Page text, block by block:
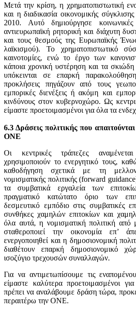
Μετά την κρίση, η χρηματοπιστωτική
και η διαδικασία οικονομικής
2010. Αυτό δημιούργησε κοινωνικές
αντιευρωπαϊκή ρητορική και διάχυτη
και τους θεσμούς της Ευρωπαϊκής
λαϊκισμού). Το χρηματοπιστωτικό
καινοτομίες, ενώ το έργο των
κάποια χρονική υστέρηση και τα σκιώδη
υπόκεινται σε επαρκή
προκλήσεις πηγάζουν από τους
εμπορικές διενέξεις ή ακόμη και
κινδύνους στον κυβερνοχώρο. Ως
είμαστε προετοιμασμένοι για όλα τα
6.3 Δράσεις πολιτικής που
ΟΝΕ
Οι κεντρικές τράπεζες
χρησιμοποιούν το ενεργητικό τους,
καθοδήγηση σχετικά με τη
νομισματικής πολιτικής (forward
τα συμβατικά εργαλεία των
πραγματικό κατώτατο όριο των
δεσμευτικό εμπόδιο στις συμβατικές
συνθήκες χαμηλών επιτοκίων και
όλα αυτά, η νομισματική πολιτική
σταθεροποιεί την οικονομία επ’
ενεργοποιηθεί και η δημοσιονομική
διαθέτουν επαρκή δημοσιονομικό
ισοζύγιο τρεχουσών συναλλαγών.
Για να αντιμετωπίσουμε τις
είμαστε καλύτερα προετοιμασμένοι
πρέπει να αναλάβουμε δράση τώρα,
περαιτέρω την ΟΝΕ.